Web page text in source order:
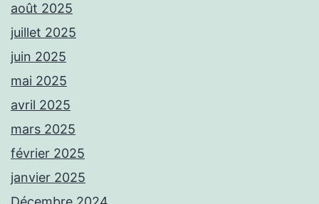
août 2025
juillet 2025
juin 2025
mai 2025
avril 2025
mars 2025
février 2025
janvier 2025